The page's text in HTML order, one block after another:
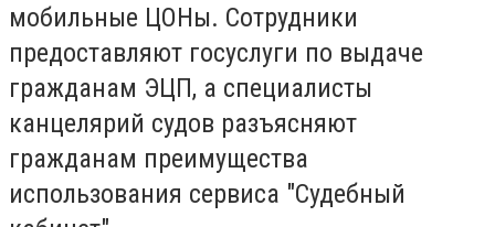
мобильные ЦОНы. Сотрудники
предоставляют госуслуги по выдаче
гражданам ЭЦП, а специалисты
канцелярий судов разъясняют
гражданам преимущества
использования сервиса "Судебный